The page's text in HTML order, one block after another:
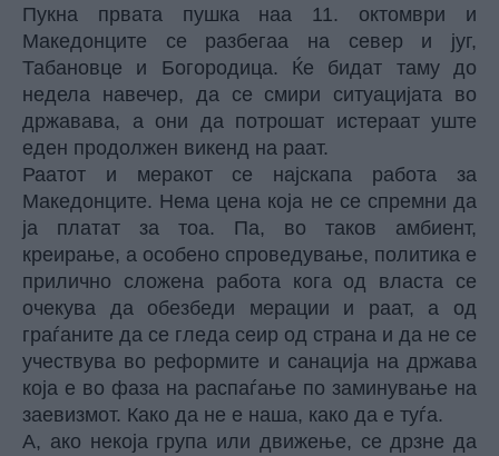
Пукна првата пушка наа 11. октомври и
Македонците се разбегаа на север и југ,
Табановце и Богородица. Ќе бидат таму до
недела навечер, да се смири ситуацијата во
државава, а они да потрошат истераат уште
еден продолжен викенд на раат.
Раатот и меракот се најскапа работа за
Македонците. Нема цена која не се спремни да
ја платат за тоа. Па, во таков амбиент,
креирање, а особено спроведување, политика е
прилично сложена работа кога од власта се
очекува да обезбеди мерации и раат, а од
граѓаните да се гледа сеир од страна и да не се
учествува во реформите и санација на држава
која е во фаза на распаѓање по заминување на
заевизмот. Како да не е наша, како да е туѓа.
А, ако некоја група или движење, се дрзне да